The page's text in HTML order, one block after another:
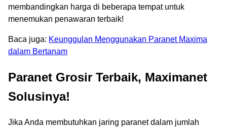
membandingkan harga di beberapa tempat untuk
menemukan penawaran terbaik!
Baca juga: Keunggulan Menggunakan Paranet Maxima
dalam Bertanam
Paranet Grosir Terbaik, Maximanet
Solusinya!
Jika Anda membutuhkan jaring paranet dalam jumlah